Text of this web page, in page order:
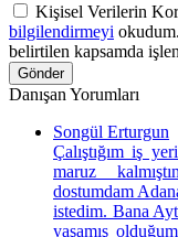
Kişisel Verilerin
bilgilendirmeyi
belirtilen kapsamda
Gönder
Danışan Yorumları
Songül Erturgun
Çalıştığım iş
maruz
dostumdam
istedim. Bana
yaşamış